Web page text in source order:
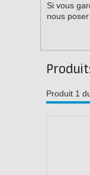
Si vous
nous
Produit 1